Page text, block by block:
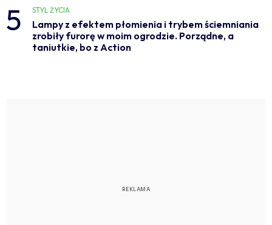
5 STYL ŻYCIA
Lampy z efektem płomienia i trybem ściemniania
zrobiły furorę w moim ogrodzie. Porządne, a
taniutkie, bo z Action